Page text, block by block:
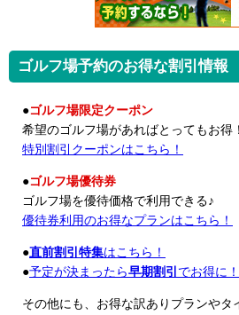
ゴルフ場予約のお得な割引情報
●ゴルフ場限定クーポン
希望のゴルフ場があればとってもお得！
特別割引クーポンはこちら！
●ゴルフ場優待券
ゴルフ場を優待価格で利用できる♪
優待券利用のお得なプランはこちら！
●直前割引特集はこちら！
●予定が決まったら早期割引 でお得に！
その他にも、お得な訳ありプランやタ